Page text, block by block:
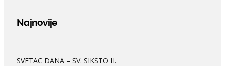
Najnovije
SVETAC DANA – SV. SIKSTO II.